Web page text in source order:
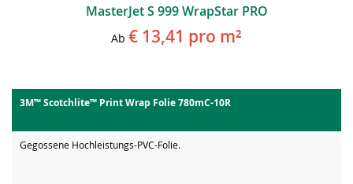
MasterJet S 999 WrapStar PRO
Ab € 13,41 pro m²
3M™ Scotchlite™ Print Wrap Folie 780mC-10R
Gegossene Hochleistungs-PVC-Folie.